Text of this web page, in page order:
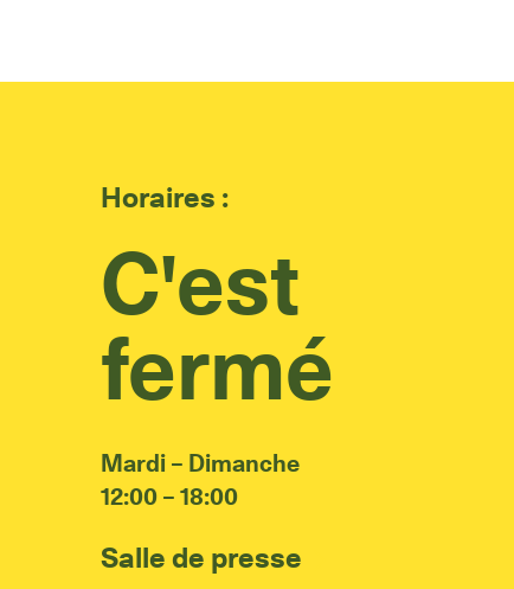
Horaires :
C'est
fermé
Mardi – Dimanche
12:00 – 18:00
Salle de presse